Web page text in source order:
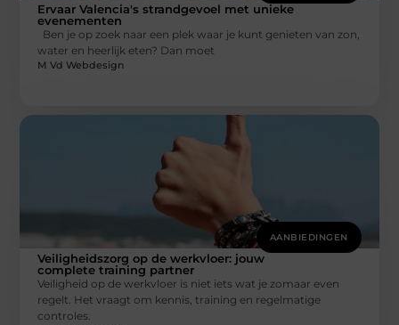
Ervaar Valencia's strandgevoel met unieke
evenementen
Ben je op zoek naar een plek waar je kunt genieten van zon,
water en heerlijk eten? Dan moet
M Vd Webdesign
AANBIEDINGEN
Veiligheidszorg op de werkvloer: jouw
complete training partner
Veiligheid op de werkvloer is niet iets wat je zomaar even
regelt. Het vraagt om kennis, training en regelmatige
controles.